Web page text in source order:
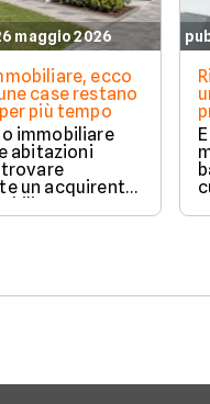
maggio 2026
ecco
case restano
più tempo
immobiliare
abitazioni
trovare
un acquirente.
vengono
settimane,